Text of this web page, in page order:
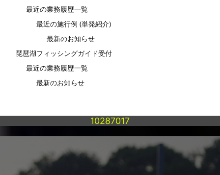
最近の業務履歴一覧
最近の施行例 (単発紹介)
最新のお知らせ
琵琶湖フィッシングガイド受付
最近の業務履歴一覧
最新のお知らせ
10287017